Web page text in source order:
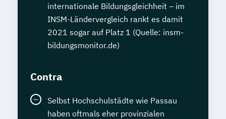
internationale Bildungsgleichheit – im
INSM-Ländervergleich rankt es damit
2021 sogar auf Platz 1 (Quelle: insm-
bildungsmonitor.de)
Contra
Selbst Hochschulstädte wie Passau
haben oftmals eher provinzialen